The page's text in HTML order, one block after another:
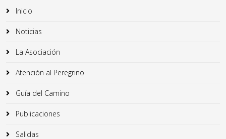
Inicio
Noticias
La Asociación
Atención al Peregrino
Guía del Camino
Publicaciones
Salidas